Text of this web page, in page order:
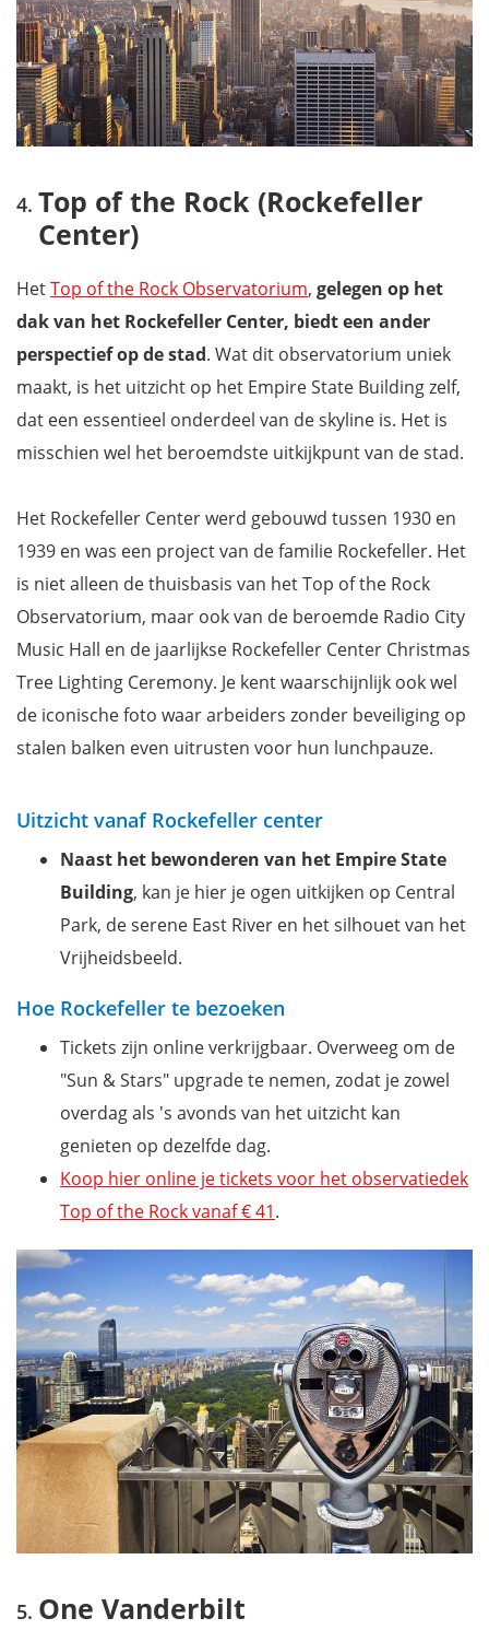
Top of the Rock (Rockefeller
Center)
HetTop of the Rock Observatorium, gelegen op het
dak van het Rockefeller Center, biedt een ander
perspectief op de stad. Wat dit observatorium uniek
maakt, is het uitzicht op het Empire State Building zelf,
dat een essentieel onderdeel van de skyline is. Het is
misschien wel het beroemdste uitkijkpunt van de stad.
Het Rockefeller Center werd gebouwd tussen 1930 en
1939 en was een project van de familie Rockefeller. Het
is niet alleen de thuisbasis van het Top of the Rock
Observatorium, maar ook van de beroemde Radio City
Music Hall en de jaarlijkse Rockefeller Center Christmas
Tree Lighting Ceremony. Je kent waarschijnlijk ook wel
de iconische foto waar arbeiders zonder beveiliging op
stalen balken even uitrusten voor hun lunchpauze.
Uitzicht vanaf Rockefeller center
Naast het bewonderen van het Empire State
Building, kan je hier je ogen uitkijken op Central
Park, de serene East River en het silhouet van het
Vrijheidsbeeld.
Hoe Rockefeller te bezoeken
Tickets zijn online verkrijgbaar. Overweeg om de
"Sun & Stars" upgrade te nemen, zodat je zowel
overdag als 's avonds van het uitzicht kan
genieten op dezelfde dag.
Koop hier online je tickets voor het observatiedek
Top of the Rock vanaf € 41.
One Vanderbilt